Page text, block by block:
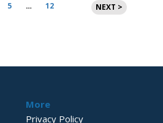
5 … 12 NEXT >
More
Privacy Policy